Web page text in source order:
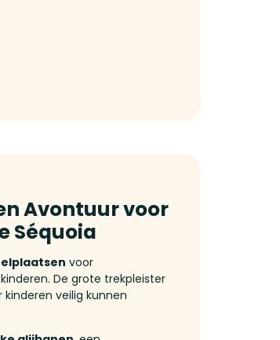
Avontuur voor
Séquoia
voor
De grote trekpleister
kinderen veilig kunnen